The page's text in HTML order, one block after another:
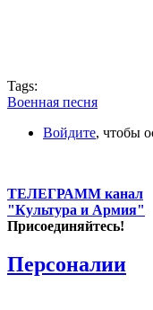
Tags:
Военная песня
Войдите, чтобы
ТЕЛЕГРАММ канал
"Культура и Армия"
Присоединяйтесь!
Персоналии